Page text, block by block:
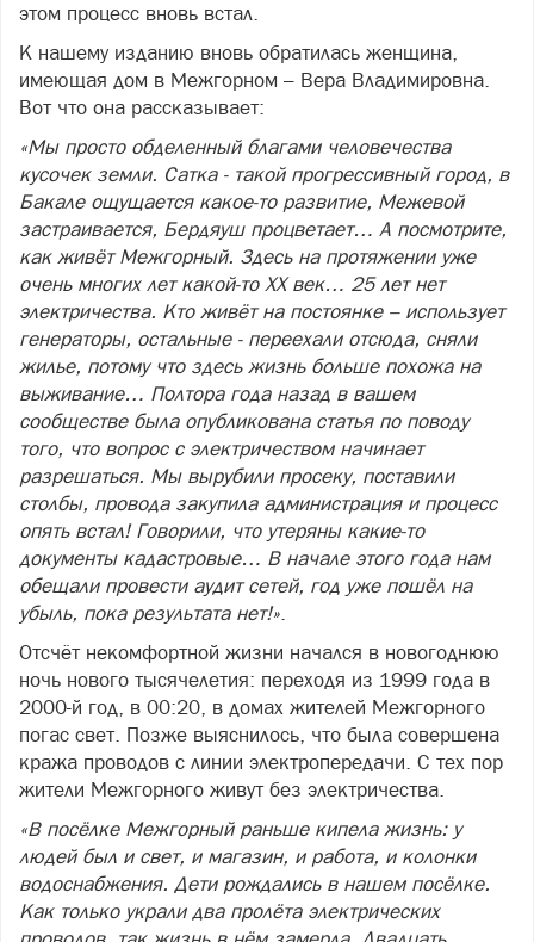
этом процесс вновь встал.
К нашему изданию вновь обратилась женщина,
имеющая дом в Межгорном – Вера Владимировна.
Вот что она рассказывает:
«Мы просто обделенный благами человечества
кусочек земли. Сатка - такой прогрессивный город, в
Бакале ощущается какое-то развитие, Межевой
застраивается, Бердяуш процветает… А посмотрите,
как живёт Межгорный. Здесь на протяжении уже
очень многих лет какой-то XXвек… 25 лет нет
электричества. Кто живёт на постоянке – использует
генераторы, остальные - переехали отсюда, сняли
жилье, потому что здесь жизнь больше похожа на
выживание… Полтора года назад в вашем
сообществе была опубликована статья по поводу
того, что вопрос с электричеством начинает
разрешаться. Мы вырубили просеку, поставили
столбы, провода закупила администрация и процесс
опять встал! Говорили, что утеряны какие-то
документы кадастровые… В начале этого года нам
обещали провести аудит сетей, год уже пошёл на
убыль, пока результата нет!».
Отсчёт некомфортной жизни начался в новогоднюю
ночь нового тысячелетия: переходя из 1999 года в
2000-й год, в 00:20, в домах жителей Межгорного
погас свет. Позже выяснилось, что была совершена
кража проводов с линии электропередачи. С тех пор
жители Межгорного живут без электричества.
«В посёлке Межгорный раньше кипела жизнь: у
людей был и свет, и магазин, и работа, и колонки
водоснабжения. Дети рождались в нашем посёлке.
Как только украли два пролёта электрических